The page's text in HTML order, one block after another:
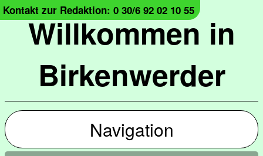
Willkommen in
Birkenwerder
Kontakt zur Redaktion: 0 30/6 92 02 10 55
Navigation